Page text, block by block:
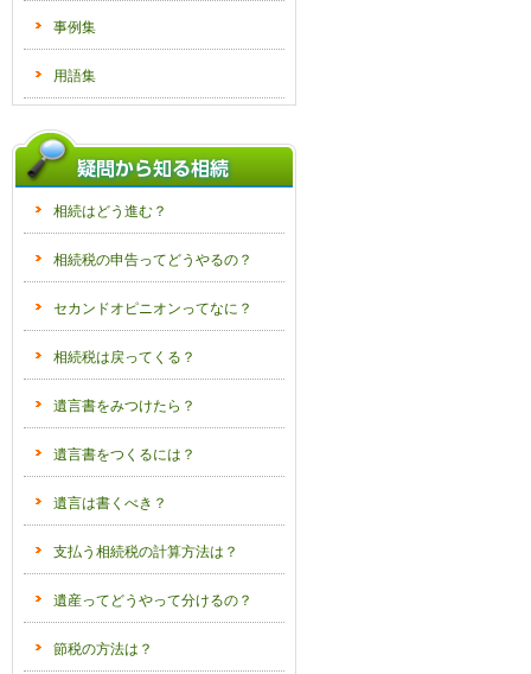
事例集
用語集
疑問から知る相続
相続はどう進む？
相続税の申告ってどうやるの？
セカンドオピニオンってなに？
相続税は戻ってくる？
遺言書をみつけたら？
遺言書をつくるには？
遺言は書くべき？
支払う相続税の計算方法は？
遺産ってどうやって分けるの？
節税の方法は？